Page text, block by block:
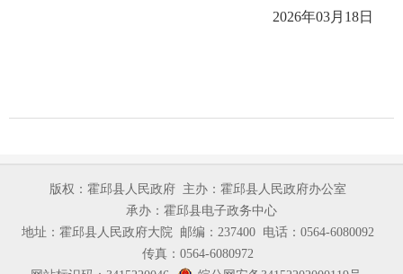
2026年03月18日
版权：霍邱县人民政府 主办：霍邱县人民政府办公室
承办：霍邱县电子政务中心
地址：霍邱县人民政府大院 邮编：237400 电话：0564-6080092
传真：0564-6080972